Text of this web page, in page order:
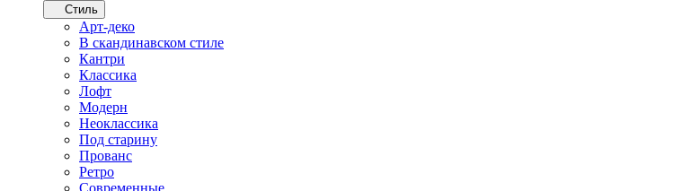
Стиль
Арт-деко
В скандинавском стиле
Кантри
Классика
Лофт
Модерн
Неоклассика
Под старину
Прованс
Ретро
Современные